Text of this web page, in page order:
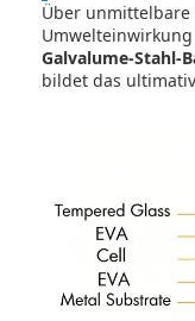
Über
Galvalume-Stahl-
bildet das